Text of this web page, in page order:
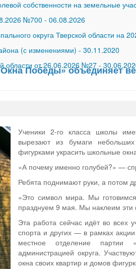
собственности на земельные
№700 - 06.08.2026
округа Тверской области на
(с изменениями) - 30.11.2020
области от 26.06.2026 №27 -
Победы» объединяет
Ученики 2-го класса школы
вырезают из бумаги
фигурками украсить школьные
«А почему именно голубей?» —
Ребята поднимают руки, а потом
«Это символ мира. Мы
празднуем 9 мая. Мы наклеим эти
Эта работа сейчас идёт во всех
спорта и других — в рамках
местное отделение партии
администрацией округа.
окна своих квартир и домов